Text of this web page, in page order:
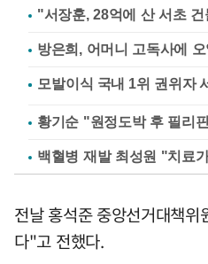
"서장훈, 28억에 산 서초
방은희, 어머니 고독사에
황기순 "원정도박 후 필리
백혈병 재발 최성원 "치료
전날 홍석준 중앙선거대책
다"고 전했다.